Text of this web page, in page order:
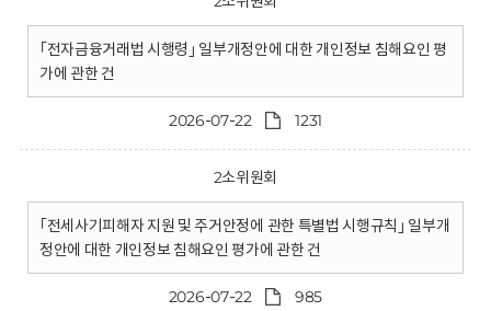
｢전자금융거래법 시행령｣ 일부개정안에 대한 개인정보 침해요인 평
가에 관한 건
2026-07-22 1231
2소위원회
｢전세사기피해자 지원 및 주거안정에 관한 특별법 시행규칙｣ 일부개
정안에 대한 개인정보 침해요인 평가에 관한 건
2026-07-22 985